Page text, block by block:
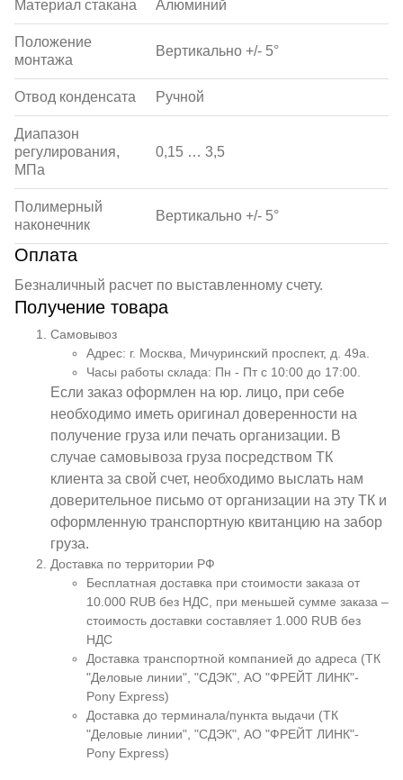
Материал стакана Алюминий
Положение
монтажа
Вертикально +/- 5°
Отвод конденсата Ручной
Диапазон
регулирования,
МПа
0,15 … 3,5
Полимерный
наконечник
Вертикально +/- 5°
Оплата
Безналичный расчет по выставленному счету.
Получение товара
Самовывоз
Адрес: г. Москва, Мичуринский проспект, д. 49а.
Часы работы склада: Пн - Пт с 10:00 до 17:00.
Если заказ оформлен на юр. лицо, при себе
необходимо иметь оригинал доверенности на
получение груза или печать организации. В
случае самовывоза груза посредством ТК
клиента за свой счет, необходимо выслать нам
доверительное письмо от организации на эту ТК и
оформленную транспортную квитанцию на забор
груза.
Доставка по территории РФ
Бесплатная доставка при стоимости заказа от
10.000 RUB без НДС, при меньшей сумме заказа –
стоимость доставки составляет 1.000 RUB без
НДС
Доставка транспортной компанией до адреса (ТК
"Деловые линии", "СДЭК", АО "ФРЕЙТ ЛИНК"-
Pony Express)
Доставка до терминала/пункта выдачи (ТК
"Деловые линии", "СДЭК", АО "ФРЕЙТ ЛИНК"-
Pony Express)